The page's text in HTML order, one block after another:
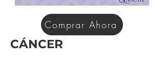
Comprar Ahora
CÁNCER